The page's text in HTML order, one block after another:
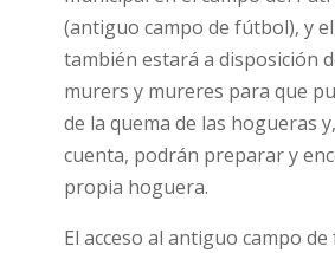
(antiguo campo de fútbol), y
también estará a disposición
murers y mureres para que
de la quema de las hogueras
cuenta, podrán preparar y
propia hoguera.
El acceso al antiguo campo